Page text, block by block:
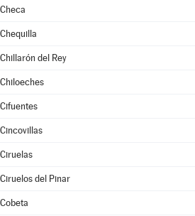
Checa
Chequilla
Chillarón del Rey
Chiloeches
Cifuentes
Cincovillas
Ciruelas
Ciruelos del Pinar
Cobeta